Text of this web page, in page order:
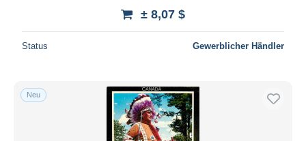
± 8,07 $
Status Gewerblicher Händler
Neu